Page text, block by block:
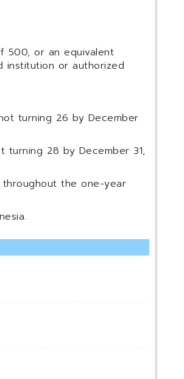
500, or an equivalent
institution or authorized
turning 26 by December
turning 28 by December 31,
throughout the one-year